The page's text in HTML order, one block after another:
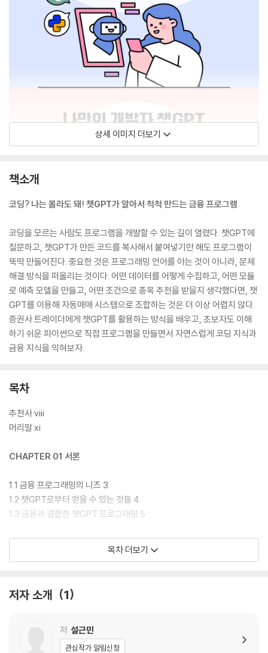
상세 이미지 더보기
책소개
코딩? 나는 몰라도 돼! 챗GPT가 알아서 척척 만드는 금융 프로그램
코딩을 모르는 사람도 프로그램을 개발할 수 있는 길이 열렸다. 챗GPT에
질문하고, 챗GPT가 만든 코드를 복사해서 붙여넣기만 해도 프로그램이
뚝딱 만들어진다. 중요한 것은 프로그래밍 언어를 아는 것이 아니라, 문제
해결 방식을 떠올리는 것이다. 어떤 데이터를 어떻게 수집하고, 어떤 모듈
로 예측 모델을 만들고, 어떤 조건으로 종목 추천을 받을지 생각했다면, 챗
GPT를 이용해 자동매매 시스템으로 조합하는 것은 더 이상 어렵지 않다.
증권사 트레이더에게 챗GPT를 활용하는 방식을 배우고, 초보자도 이해
하기 쉬운 파이썬으로 직접 프로그램을 만들면서 자연스럽게 코딩 지식과
금융 지식을 익혀보자.
목차
추천사 viii
머리말 xi
CHAPTER 01 서론
1.1 금융 프로그래밍의 니즈 3
1.2 챗GPT로부터 얻을 수 있는 것들 4
1.3 금융과 결합한 챗GPT 프로그래밍 5
CHAPTER 02 AI 기술을 만나기 위한 준비
__파이썬 설치 15__PyCharm 설치 19
2.3 파이썬 프로그래밍 기초 33
__파이썬 기초 문법 34
목차 더보기
저자 소개 1
저 설근민
관심작가 알림신청